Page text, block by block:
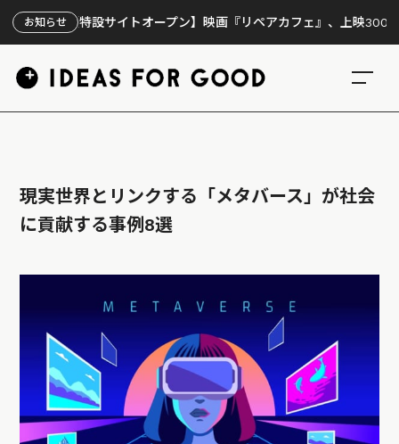
お知らせ
【特設サイトオープン】映画『リペアカフェ』、上映300回の先で
現実世界とリンクする「メタバース」が社会
に貢献する事例8選